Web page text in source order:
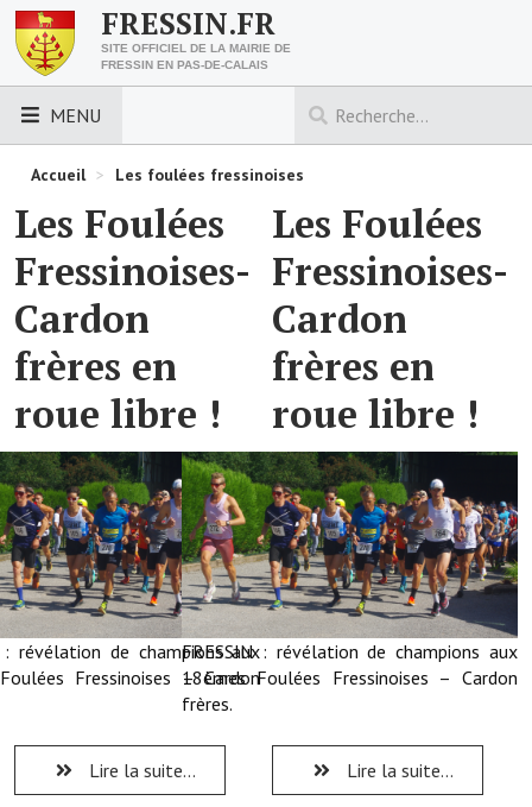
FRESSIN.FR
SITE OFFICIEL DE LA MAIRIE DE
FRESSIN EN PAS-DE-CALAIS
MENU
LES ESSENTIELS
Découvrez Fressin
Venir à Fressin
Urbanisme
Nous contacter
Horaires de la mairie
Les foulées fressinoises
ACCÈS RAPIDE
Démarches administratives
Projets et travaux en cours
Fêtes et manifestations
Terrains et maisons à vendre
Accueil > Les foulées fressinoises
Les Foulées
Fressinoises-
Cardon
frères en
roue libre !
: révélation de champions aux
Fressinoises – Cardon
Lire la suite...
Les Foulées
Fressinoises-
Cardon
frères en
roue libre !
FRESSIN : révélation de champions aux
18èmes Foulées Fressinoises – Cardon
frères.
Lire la suite...